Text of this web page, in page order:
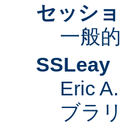
セッシ
一般
SSLeay
Eric
ブラリ